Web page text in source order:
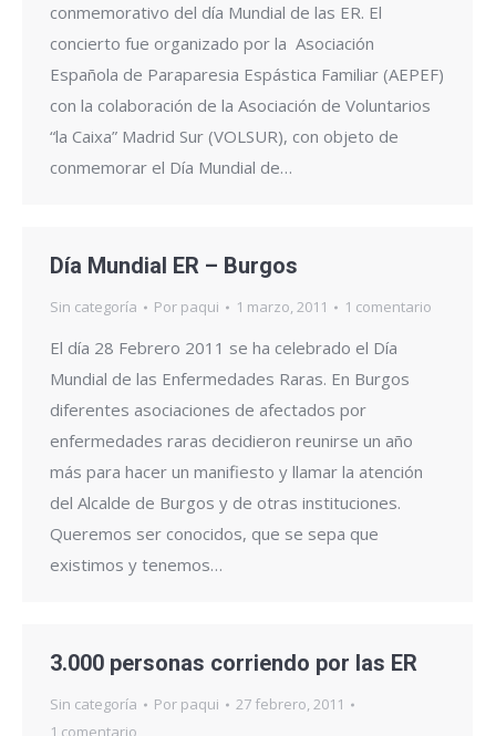
conmemorativo del día Mundial de las ER. El
concierto fue organizado por la Asociación
Española de Paraparesia Espástica Familiar (AEPEF)
con la colaboración de la Asociación de Voluntarios
“la Caixa” Madrid Sur (VOLSUR), con objeto de
conmemorar el Día Mundial de…
Día Mundial ER – Burgos
Sin categoría Por paqui 1 marzo, 2011 1 comentario
El día 28 Febrero 2011 se ha celebrado el Día
Mundial de las Enfermedades Raras. En Burgos
diferentes asociaciones de afectados por
enfermedades raras decidieron reunirse un año
más para hacer un manifiesto y llamar la atención
del Alcalde de Burgos y de otras instituciones.
Queremos ser conocidos, que se sepa que
existimos y tenemos…
3.000 personas corriendo por las ER
Sin categoría Por paqui
27 febrero, 2011
1 comentario